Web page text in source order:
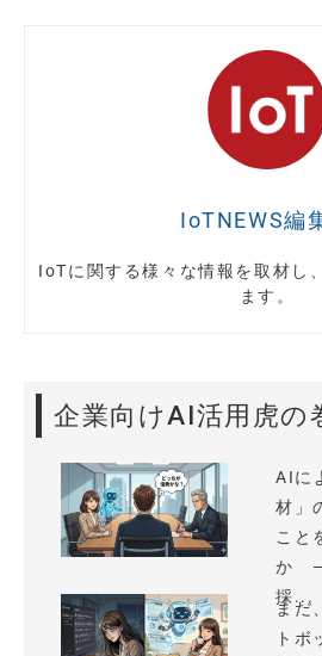
IoTNEWS編
IoTに関する様々な情報を取材し
ます。
企業向けAI活用虎の
AIに
材」
こと
か
採...
まだ
トボ